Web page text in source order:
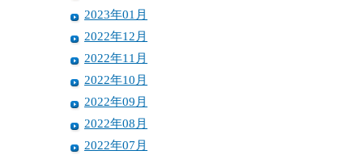
2023年01月
2022年12月
2022年11月
2022年10月
2022年09月
2022年08月
2022年07月